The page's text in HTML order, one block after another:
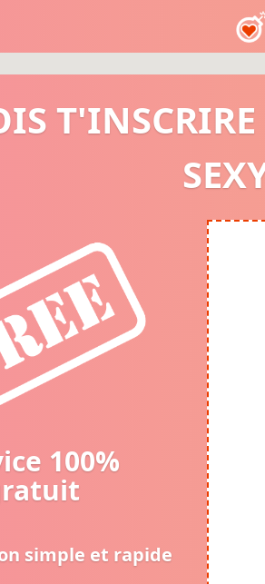
T'INSCRIRE
100%
simple et rapide